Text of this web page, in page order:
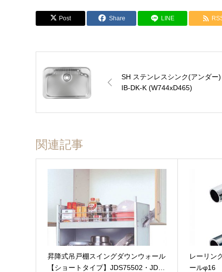
会員の方はこちらからでも見積依頼可能です。カウンターな
メールアドレス (必須)
Post Share LINE
SH ステンレスシンク(アンダー)
IB-DK-K (W744xD465)
関連記事
昇降式吊戸棚スイングダウンウォール
【ショートタイプ】JDS75502・JD…
レーリン
ールφ16